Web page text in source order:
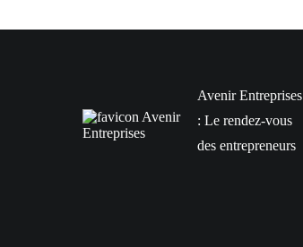
Avenir Entreprises
: Le rendez-vous
des entrepreneurs